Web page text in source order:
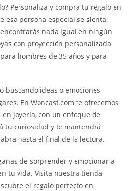
Personaliza y compra tu regalo en
esa persona especial se sienta
nada igual en ningún
con proyección personalizada
hombres de 35 años y para
buscando ideas o emociones
En Woncast.com te ofrecemos
joyería, con un enfoque de
tu curiosidad y te mantendrá
hasta el final de la lectura.
de sorprender y emocionar a
tu vida. Visita nuestra tienda
el regalo perfecto en